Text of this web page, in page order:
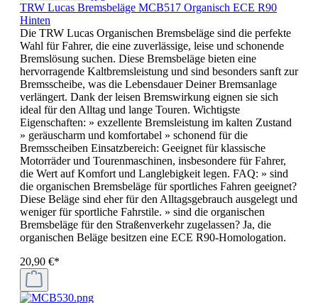
TRW Lucas Bremsbeläge MCB517 Organisch ECE R90
Hinten
Die TRW Lucas Organischen Bremsbeläge sind die perfekte
Wahl für Fahrer, die eine zuverlässige, leise und schonende
Bremslösung suchen. Diese Bremsbeläge bieten eine
hervorragende Kaltbremsleistung und sind besonders sanft zur
Bremsscheibe, was die Lebensdauer Deiner Bremsanlage
verlängert. Dank der leisen Bremswirkung eignen sie sich
ideal für den Alltag und lange Touren. Wichtigste
Eigenschaften: » exzellente Bremsleistung im kalten Zustand
» geräuscharm und komfortabel » schonend für die
Bremsscheiben Einsatzbereich: Geeignet für klassische
Motorräder und Tourenmaschinen, insbesondere für Fahrer,
die Wert auf Komfort und Langlebigkeit legen. FAQ: » sind
die organischen Bremsbeläge für sportliches Fahren geeignet?
Diese Beläge sind eher für den Alltagsgebrauch ausgelegt und
weniger für sportliche Fahrstile. » sind die organischen
Bremsbeläge für den Straßenverkehr zugelassen? Ja, die
organischen Beläge besitzen eine ECE R90-Homologation.
20,90 €*